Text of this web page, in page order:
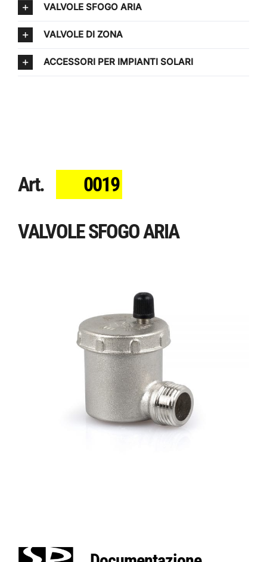
Art. 0019
VALVOLE SFOGO ARIA
VALVOLE SFOGO ARIA
VALVOLE DI ZONA
ACCESSORI PER IMPIANTI SOLARI